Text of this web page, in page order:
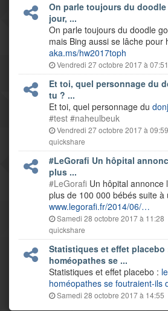
On parle toujours du
jour, ...
On parle toujours du doodle
mais Bing aussi se lâche pour
aka.ms/hw2017toph
Vendredi 27 octobre 2017 à 07:51
Et toi, quel personnage du
tu ? ...
Et toi, quel personnage du
#test #naheulbeuk
Vendredi 27 octobre 2017 à 09:59
quickshare
#LeGorafi Un hôpital
plus ...
#LeGorafi Un hôpital annonce
plus de 100 000 bébés suite à
www.legorafi.fr/2014/06/…
Samedi 28 octobre 2017 à 11:28
quickshare
Statistiques et effet placebo
homéopathes se ...
Statistiques et effet placebo :
homéopathes se foutraient-ils
Samedi 28 octobre 2017 à 14:55